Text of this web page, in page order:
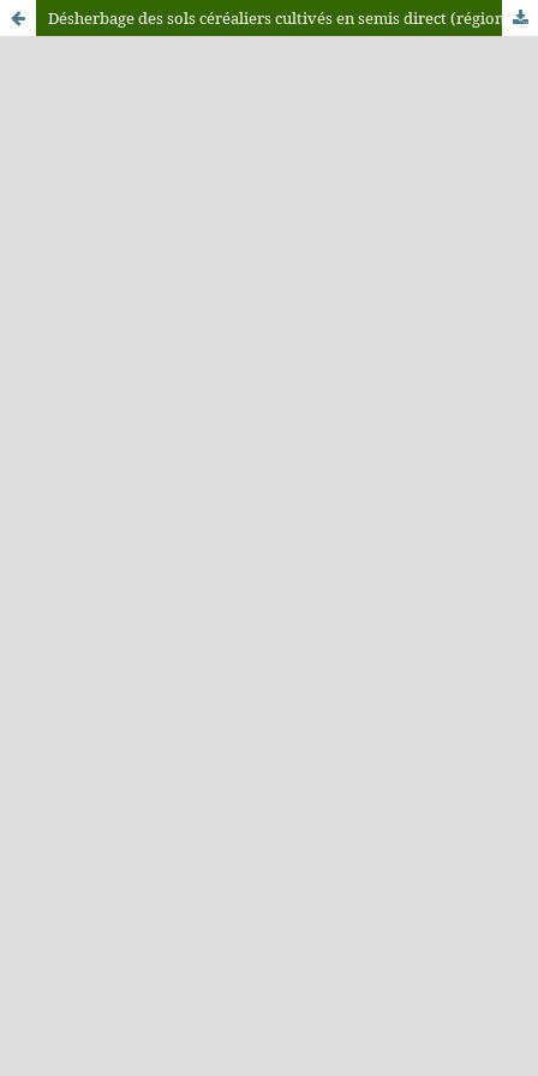
Désherbage des sols céréaliers cultivés en semis direct (région des hauts plateaux Algériens) par utilisation de l’extrait aqueux des feuilles d'Eucalyptus globulus